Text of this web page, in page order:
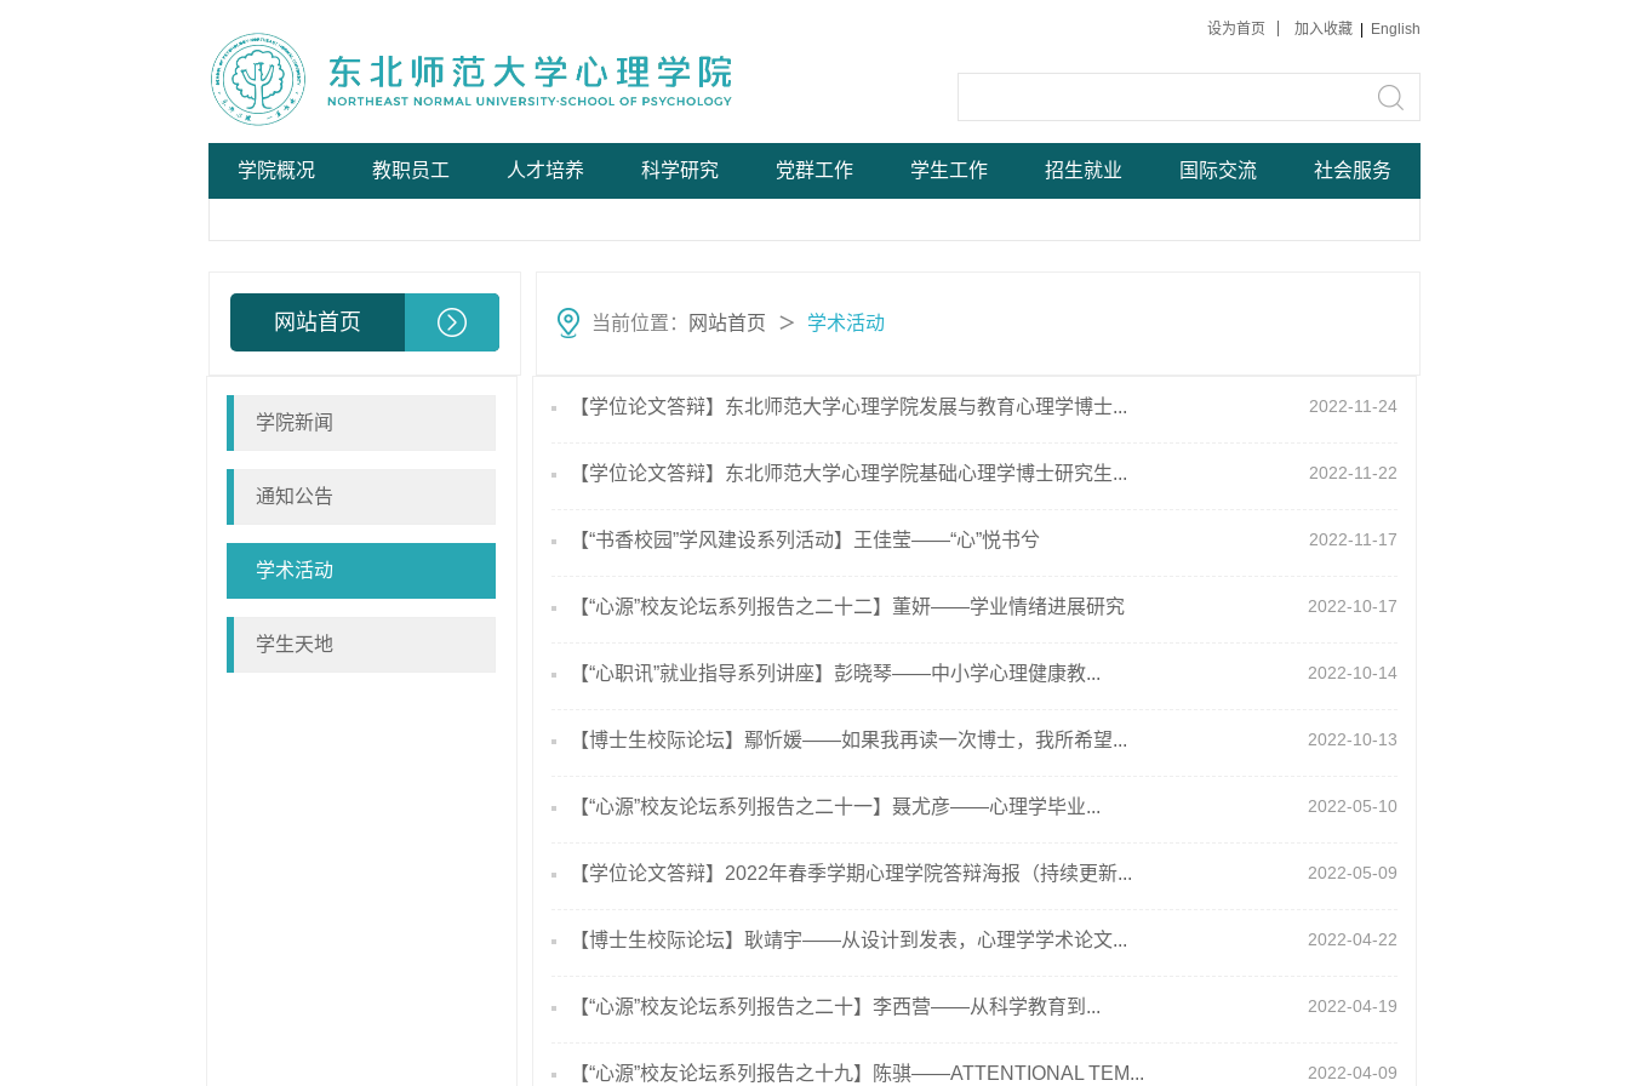
设为首页 加入收藏 English
学院概况 教职员工 人才培养 科学研究 党群工作 学生工作 招生就业 国际交流 社会服务
网站首页 当前位置： 网站首页 ＞ 学术活动
学院新闻
通知公告
学术活动
学生天地
【学位论文答辩】东北师范大学心理学院发展与教育心理学博士... 2022-11-24
【学位论文答辩】东北师范大学心理学院基础心理学博士研究生... 2022-11-22
【“书香校园”学风建设系列活动】王佳莹——“心”悦书兮 2022-11-17
【“心源”校友论坛系列报告之二十二】董妍——学业情绪进展研究 2022-10-17
【“心职讯”就业指导系列讲座】彭晓琴——中小学心理健康教... 2022-10-14
【博士生校际论坛】鄢忻媛——如果我再读一次博士，我所希望... 2022-10-13
【“心源”校友论坛系列报告之二十一】聂尤彦——心理学毕业... 2022-05-10
【学位论文答辩】2022年春季学期心理学院答辩海报（持续更新... 2022-05-09
【博士生校际论坛】耿靖宇——从设计到发表，心理学学术论文... 2022-04-22
【“心源”校友论坛系列报告之二十】李西营——从科学教育到... 2022-04-19
【“心源”校友论坛系列报告之十九】陈骐——ATTENTIONAL TEM... 2022-04-09